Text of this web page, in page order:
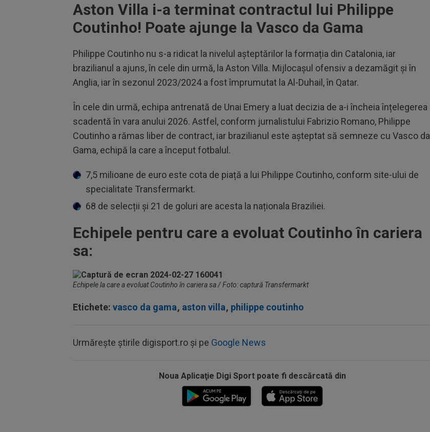
Aston Villa i-a terminat contractul lui Philippe
Coutinho! Poate ajunge la Vasco da Gama
Philippe Coutinho nu s-a ridicat la nivelul așteptărilor la formația din Catalonia, iar
brazilianul a ajuns, în cele din urmă, la Aston Villa. Mijlocașul ofensiv a dezamăgit și în
Anglia, iar în sezonul 2023/2024 a fost împrumutat la Al-Duhail, în Qatar.
În cele din urmă, echipa antrenată de Unai Emery a luat decizia de a-i încheia înțelegerea
scadentă în vara anului 2026. Astfel, conform jurnalistului Fabrizio Romano, Philippe
Coutinho a rămas liber de contract, iar brazilianul este așteptat să semneze cu Vasco da
Gama, echipă la care a început fotbalul.
7,5 milioane de euro este cota de piață a lui Philippe Coutinho, conform site-ului de
specialitate Transfermarkt.
68 de selecții și 21 de goluri are acesta la naționala Braziliei.
Echipele pentru care a evoluat Coutinho în cariera
sa:
Echipele la care a evoluat Coutinho în cariera sa / Foto: captură Transfermarkt
Etichete: vasco da gama, aston villa, philippe coutinho
Urmărește știrile digisport.ro și pe Google News
Noua Aplicaţie Digi Sport poate fi descărcată din